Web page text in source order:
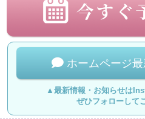
ホームページ
▲最新情報・お知らせは
ぜひフォローして